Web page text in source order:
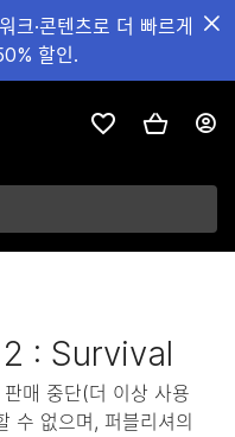
크·콘텐츠로 더 빠르게
할인.
: Survival
매 중단(더 이상 사용
수 없으며, 퍼블리셔의